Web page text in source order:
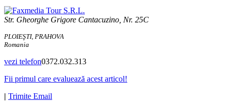
Str. Gheorghe Grigore Cantacuzino, Nr. 25C
PLOIEŞTI, PRAHOVA
Romania
vezi telefon0372.032.313
Fii primul care evaluează acest articol!
| Trimite Email